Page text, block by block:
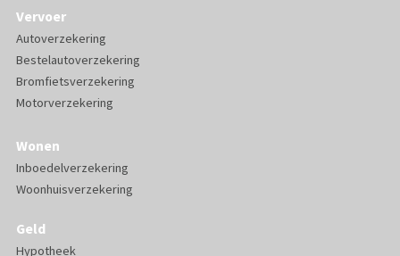
Vervoer
Autoverzekering
Bestelautoverzekering
Bromfietsverzekering
Motorverzekering
Wonen
Inboedelverzekering
Woonhuisverzekering
Geld
Hypotheek